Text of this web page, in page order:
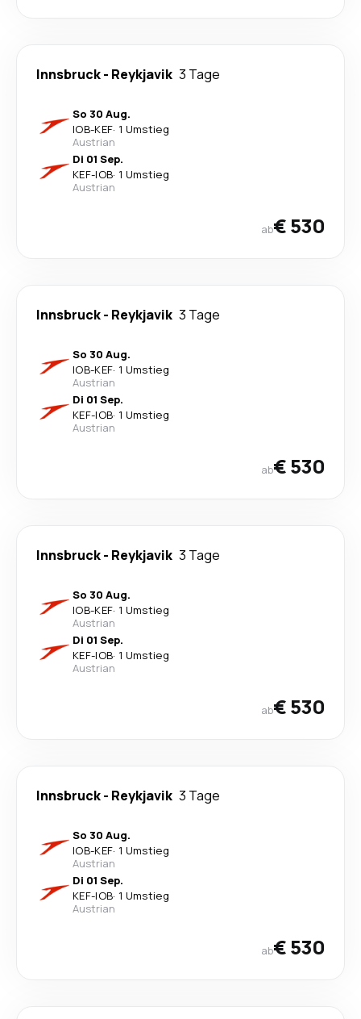
Innsbruck- Reykjavik 3 Tage
So 30 Aug.
IOB-KEF· 1 Umstieg
Austrian
Di 01 Sep.
KEF-IOB· 1 Umstieg
Austrian
ab€ 530
Innsbruck- Reykjavik 3 Tage
So 30 Aug.
IOB-KEF· 1 Umstieg
Austrian
Di 01 Sep.
KEF-IOB· 1 Umstieg
Austrian
ab€ 530
Innsbruck- Reykjavik 3 Tage
So 30 Aug.
IOB-KEF· 1 Umstieg
Austrian
Di 01 Sep.
KEF-IOB· 1 Umstieg
Austrian
ab€ 530
Innsbruck- Reykjavik 3 Tage
So 30 Aug.
IOB-KEF· 1 Umstieg
Austrian
Di 01 Sep.
KEF-IOB· 1 Umstieg
Austrian
ab€ 530